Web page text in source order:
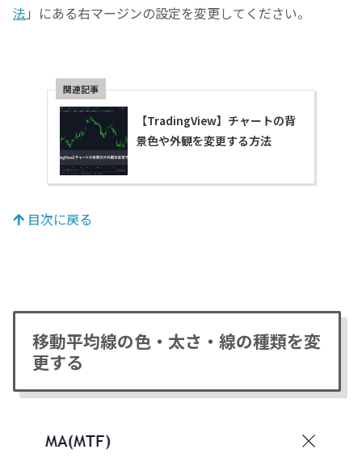
法 」にある右マージンの設定を変更してください。
【TradingView】チャートの背
景色や外観を変更する方法
目次に戻る
移動平均線の色・太さ・線の種類を変
更する